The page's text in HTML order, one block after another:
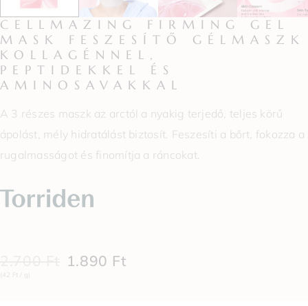
CELLMAZING FIRMING GEL
MASK FESZESÍTŐ GÉLMASZK
KOLLAGÉNNEL,
PEPTIDEKKEL ÉS
AMINOSAVAKKAL
A 3 részes maszk az arctól a nyakig terjedő, teljes körű
ápolást, mély hidratálást biztosít. Feszesíti a bőrt, fokozza a
rugalmasságot és finomítja a ráncokat.
1.890 Ft
(42 Ft / g)